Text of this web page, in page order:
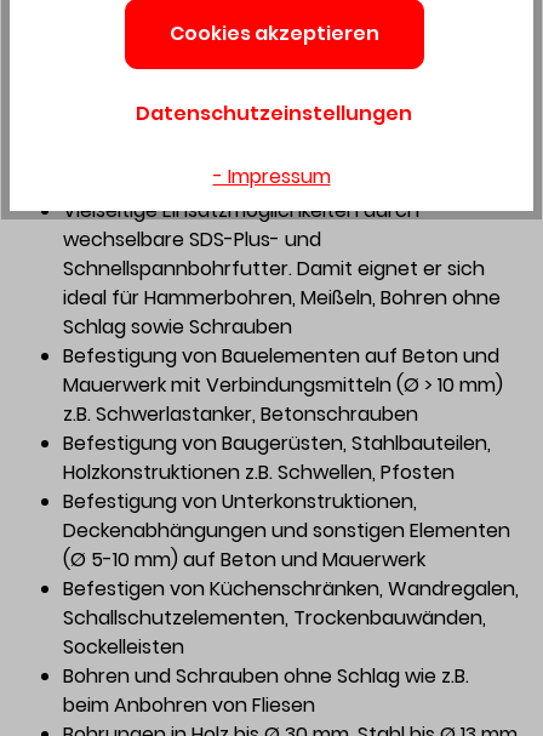
Ideal für das Hammerbohren bis Ø18 mm in
Beton, Stein und Mauerwerk (maximal Ø 26 mm
möglich)
Putze, Spachtelmasse oder Fliesen abschlagen;
Vielseitige Einsatzmöglichkeiten durch
wechselbare SDS-Plus- und
Schnellspannbohrfutter. Damit eignet er sich
ideal für Hammerbohren, Meißeln, Bohren ohne
Schlag sowie Schrauben
Befestigung von Bauelementen auf Beton und
Mauerwerk mit Verbindungsmitteln (Ø > 10 mm)
z.B. Schwerlastanker, Betonschrauben
Befestigung von Baugerüsten, Stahlbauteilen,
Holzkonstruktionen z.B. Schwellen, Pfosten
Befestigung von Unterkonstruktionen,
Deckenabhängungen und sonstigen Elementen
(Ø 5-10 mm) auf Beton und Mauerwerk
Befestigen von Küchenschränken, Wandregalen,
Schallschutzelementen, Trockenbauwänden,
Sockelleisten
Bohren und Schrauben ohne Schlag wie z.B.
beim Anbohren von Fliesen
Cookies akzeptieren
Datenschutzeinstellungen
- Impressum